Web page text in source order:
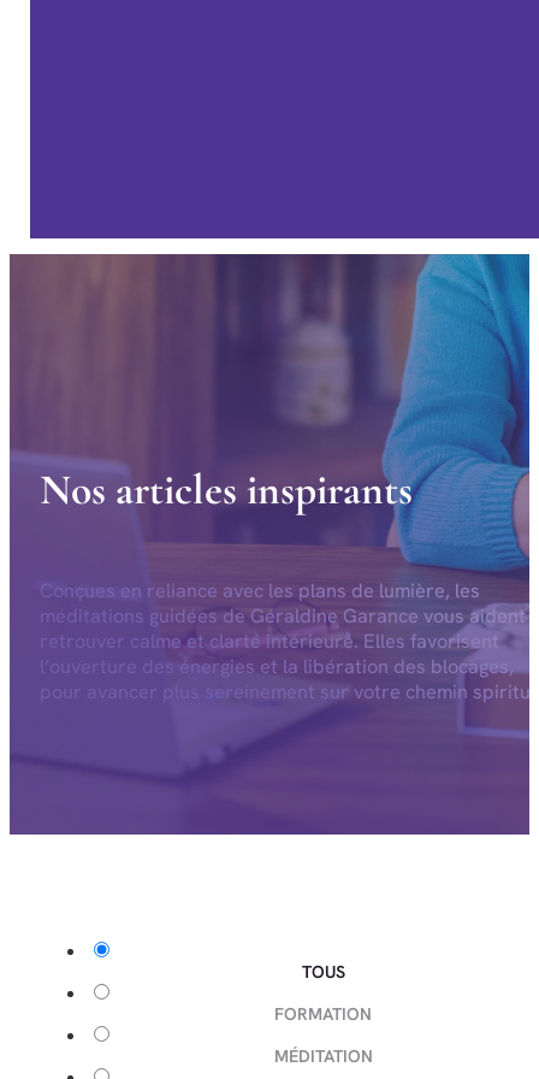
Nos articles inspirants
Conçues en reliance avec les plans de lumière, les
méditations guidées de Géraldine Garance vous aident
retrouver calme et clarté intérieure. Elles favorisent
l’ouverture des énergies et la libération des blocages,
pour avancer plus sereinement sur votre chemin
TOUS
FORMATION
MÉDITATION